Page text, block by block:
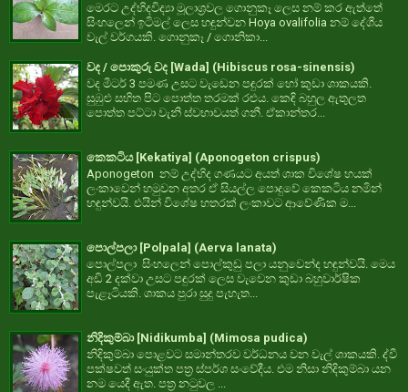
මෙරට උද්භිදවිද්‍යා මූලාශ්‍රවල ගොනුකෑ ලෙස නම් කර ඇත්තේ
සිංහලෙන් ඉටිමල් ලෙස හඳුන්වන Hoya ovalifolia නම් දේශීය
වැල් වර්ගයකි. ගොනුකෑ / ගොනිකා...
වද / පොකුරු වද [Wada] (Hibiscus rosa-sinensis)
වද මීටර් 3 පමණ උසට වැඩෙන පඳුරක් හෝ කුඩා ශාකයකි.
සුඹුළු සහිත පිට පොත්ත තරමක් රළුය. කෙඳි බහුල ඇතුලත
පොත්ත පට්ටා වැනි ස්වභාවයත් ගනී. ඒකාන්තර...
කෙකටිය [Kekatiya] (Aponogeton crispus)
Aponogeton නම් උද්භිද ගණයට අයත් ශාක විශේෂ හයක්
ලංකාවෙන් හමුවන අතර ඒ සියල්ල පොදුවේ කෙකටිය නමින්
හඳුන්වයි. එයින් විශේෂ හතරක් ලංකාවට ආවේණික ම...
පොල්පලා [Polpala] (Aerva lanata)
පොල්පලා සිංහලෙන් පොල්කුඩු පලා යනුවෙන්ද හඳුන්වයි. මෙය
අඩි 2 දක්වා උසට පඳුරක් ලෙස වැවෙන කුඩා බහුවාර්ෂික
පැළෑටියකි. ශාකය පුරා සුදු පැහැත...
නිදිකුම්බා [Nidikumba] (Mimosa pudica)
නිදිකුම්බා පොළවට සමාන්තරව වර්ධනය වන වැල් ශාකයකි. ද්වී
පක්ෂවත් සංයුක්ත පත්‍ර ස්පර්ශ සංවේදීය. එම නිසා නිදිකුම්බා යන
නම යෙදී ඇත. පත්‍ර නටුවල ...